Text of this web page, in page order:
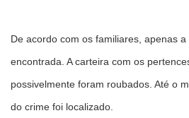
De acordo com os familiares, apenas
encontrada. A carteira com os
possivelmente foram roubados. Até o
do crime foi localizado.